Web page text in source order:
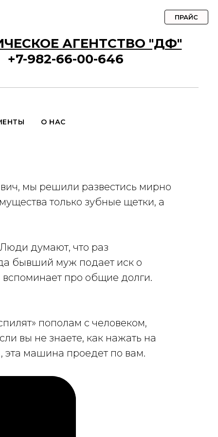
АГЕНТСТВО "ДФ"
+7-982-66-00-646
О НАС
ПРАЙС
мы решили развестись мирно
только зубные щетки, а
думают, что раз
бывший муж подает иск о
про общие долги.
пополам с человеком,
вы не знаете, как нажать на
машина проедет по вам.